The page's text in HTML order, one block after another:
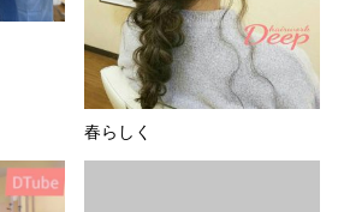
春らしく